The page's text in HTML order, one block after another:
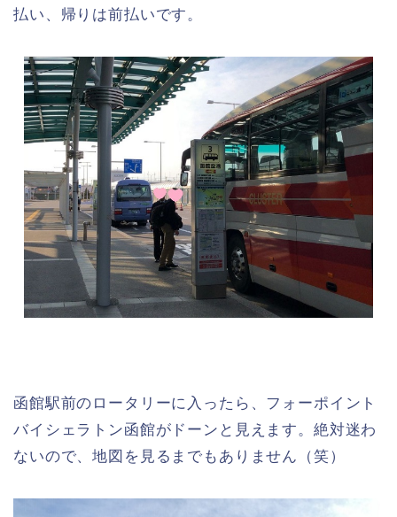
払い、帰りは前払いです。
函館駅前のロータリーに入ったら、フォーポイント
バイシェラトン函館がドーンと見えます。絶対迷わ
ないので、地図を見るまでもありません（笑）